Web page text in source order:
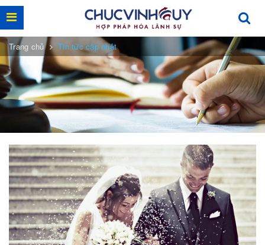
Trang chủ Tin tức cập nhật